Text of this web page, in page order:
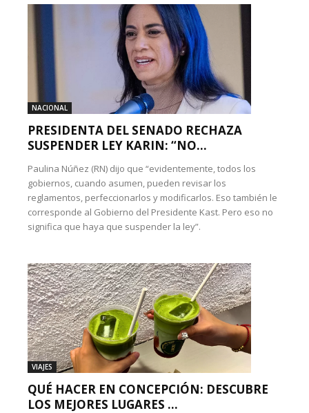
NACIONAL
PRESIDENTA DEL SENADO RECHAZA
SUSPENDER LEY KARIN: “NO...
Paulina Núñez (RN) dijo que “evidentemente, todos los
gobiernos, cuando asumen, pueden revisar los
reglamentos, perfeccionarlos y modificarlos. Eso también le
corresponde al Gobierno del Presidente Kast. Pero eso no
significa que haya que suspender la ley”.
VIAJES
QUÉ HACER EN CONCEPCIÓN: DESCUBRE
LOS MEJORES LUGARES ...